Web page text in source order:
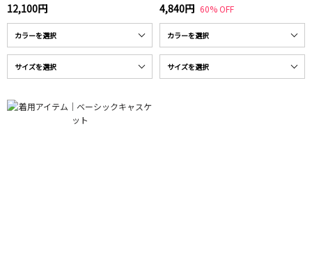
12,100円 4,840円 60% OFF